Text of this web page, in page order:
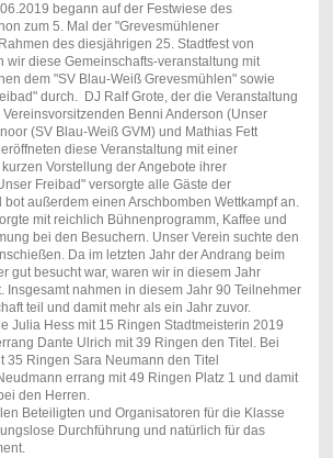
begann auf der Festwiese des
zum 5. Mal der "Grevesmühlener
des diesjährigen 25. Stadtfest von
wir diese Gemeinschafts-veranstaltung mit
dem "SV Blau-Weiß Grevesmühlen" sowie
durch. DJ Ralf Grote, der die Veranstaltung
Benni Anderson (Unser
(SV Blau-Weiß GVM) und Mathias Fett
diese Veranstaltung mit einer
Vorstellung der Angebote ihrer
Freibad" versorgte alle Gäste der
bot außerdem einen Arschbomben Wettkampf an.
mit reichlich Bühnenprogramm, Kaffee und
bei den Besuchern. Unser Verein suchte den
Da im letzten Jahr der Andrang beim
gut besucht war, waren wir in diesem Jahr
Insgesamt nahmen in diesem Jahr 90 Teilnehmer
teil und damit mehr als ein Jahr zuvor.
Julia Hess mit 15 Ringen Stadtmeisterin 2019
Dante Ulrich mit 39 Ringen den Titel. Bei
35 Ringen Sara Neumann den Titel
errang mit 49 Ringen Platz 1 und damit
den Herren.
Beteiligten und Organisatoren für die Klasse
Durchführung und natürlich für das